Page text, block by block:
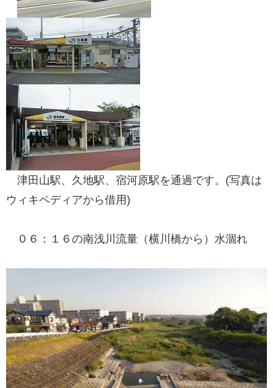
津田山駅、久地駅、宿河原駅を通過です。(写真は
ウィキペディアから借用)
０６：１６の南浅川流量（横川橋から）水涸れ